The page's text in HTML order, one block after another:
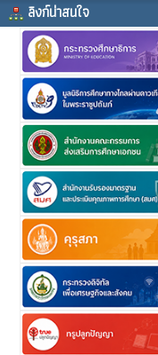
ลิงก์น่าสนใจ